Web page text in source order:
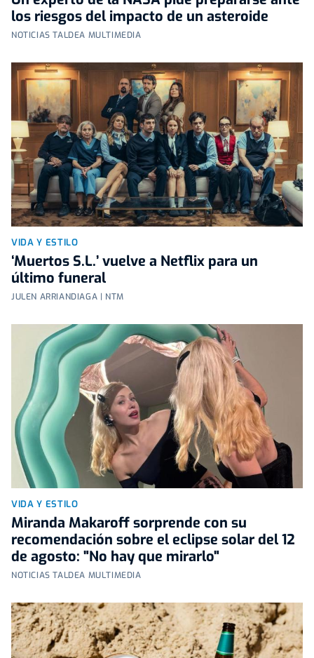
los riesgos del impacto de un asteroide
NOTICIAS TALDEA MULTIMEDIA
VIDA Y ESTILO
‘Muertos S.L.’ vuelve a Netflix para un
último funeral
JULEN ARRIANDIAGA | NTM
VIDA Y ESTILO
Miranda Makaroff sorprende con su
recomendación sobre el eclipse solar del 12
de agosto: "No hay que mirarlo"
NOTICIAS TALDEA MULTIMEDIA